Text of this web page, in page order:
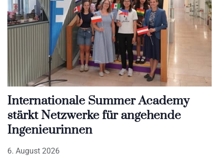
Internationale Summer Academy
stärkt Netzwerke für angehende
Ingenieurinnen
6. August 2026